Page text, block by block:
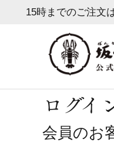
15時までのご注文
ログイ
会員のお